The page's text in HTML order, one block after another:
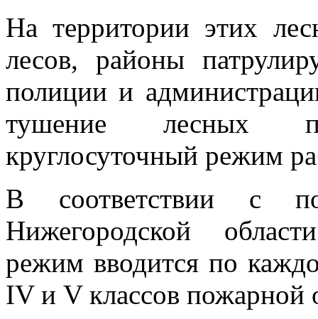
На территории этих
лесов, районы
полиции и
тушение лесных
круглосуточный режим
В соответствии с
Нижегородской
режим вводится по
IV и V классов пожарной